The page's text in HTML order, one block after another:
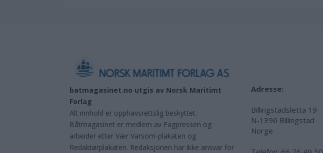
batmagasinet.no utgis av Norsk Maritimt
Forlag
Alt innhold er opphavsrettslig beskyttet.
Båtmagasinet er medlem av Fagpressen og
arbeider etter Vær Varsom-plakaten og
Redaktørplakaten. Redaksjonen har ikke ansvar for
Adresse:
Billingstadsletta 19
N-1396 Billingstad
Norge